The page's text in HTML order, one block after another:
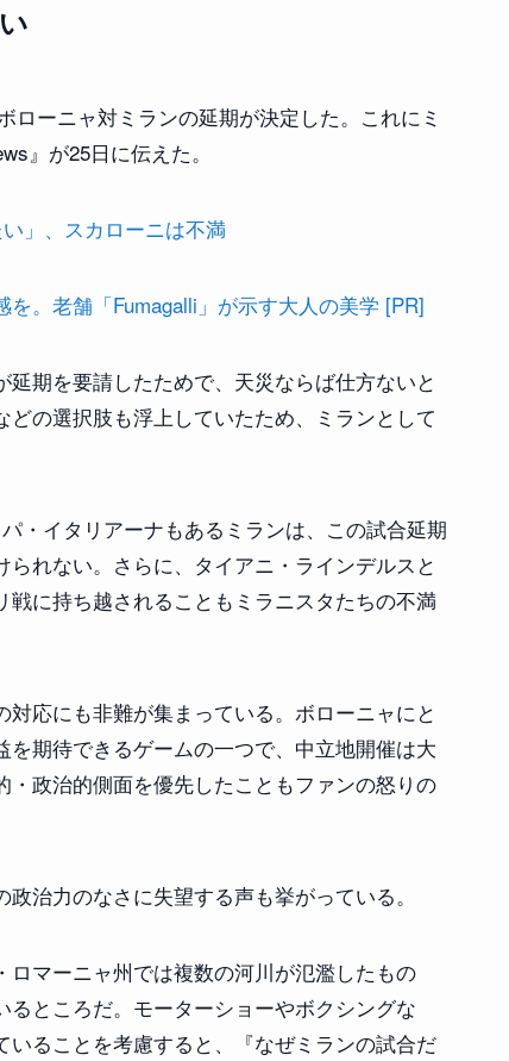
ーニャ対ミランの延期が決定した。これにミ
』が25日に伝えた。
」、スカローニは不満
を。老舗「Fumagalli」が示す大人の美学 [PR]
期を要請したためで、天災ならば仕方ないと
の選択肢も浮上していたため、ミランとして
・イタリアーナもあるミランは、この試合延期
れない。さらに、タイアニ・ラインデルスと
に持ち越されることもミラニスタたちの不満
応にも非難が集まっている。ボローニャにと
期待できるゲームの一つで、中立地開催は大
政治的側面を優先したこともファンの怒りの
治力のなさに失望する声も挙がっている。
マーニャ州では複数の河川が氾濫したもの
ところだ。モーターショーやボクシングな
ることを考慮すると、『なぜミランの試合だ